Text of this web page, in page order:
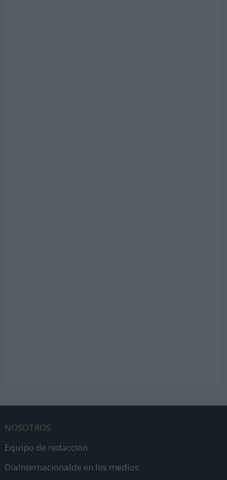
NOSOTROS
Equipo de redacción
DiaInternacionalde en los medios